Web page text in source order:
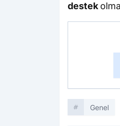
destek
Genel